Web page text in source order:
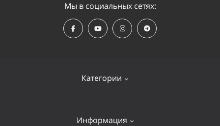
Категории
Квадрокоптеры
Информация
Мы в социальных сетях: